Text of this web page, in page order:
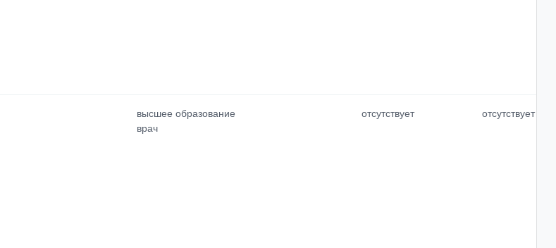
высшее образование
врач
отсутствует отсутствует